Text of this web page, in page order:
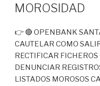
MOROSIDAD
👉 🔴 OPENBANK
CAUTELAR COMO
RECTIFICAR
DENUNCIAR
LISTADOS MOROSOS